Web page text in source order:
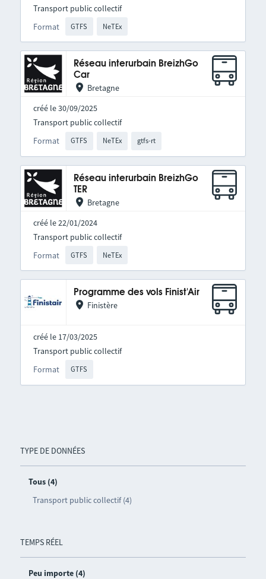
TYPE DE DONNÉES
Tous (4)
Transport public collectif (4)
TEMPS RÉEL
Peu importe (4)
Format GTFS NeTEx
Transport public collectif
Réseau interurbain BreizhGo
Car
Bretagne
créé le 30/09/2025
Format GTFS NeTEx gtfs-rt
Transport public collectif
Réseau interurbain BreizhGo
TER
Bretagne
créé le 22/01/2024
Format GTFS NeTEx
Transport public collectif
Programme des vols Finist'Air
Finistère
créé le 17/03/2025
Format GTFS
Transport public collectif